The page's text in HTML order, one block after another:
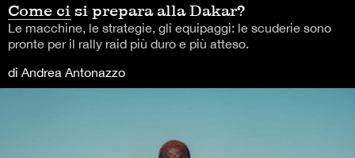
Come ci si prepara alla Dakar?
Le macchine, le strategie, gli equipaggi: le scuderie sono
pronte per il rally raid più duro e più atteso.
di Andrea Antonazzo